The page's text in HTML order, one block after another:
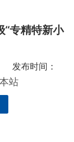
“专精特新小
发布时间：
站